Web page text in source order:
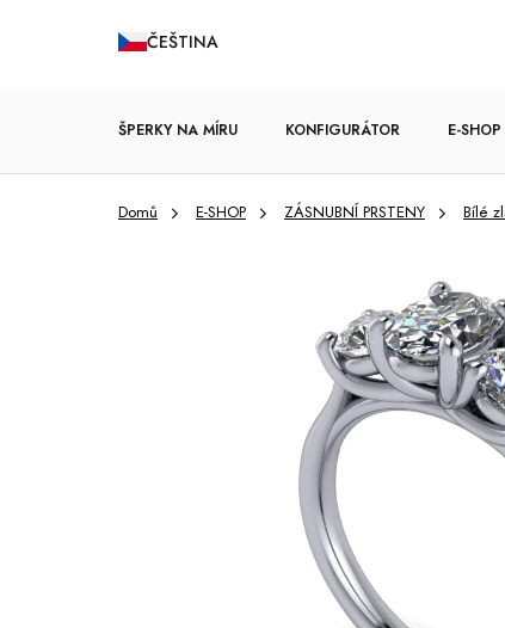
ČEŠTINA
ŠPERKY NA MÍRU KONFIGURÁTOR E-SHOP
ZÁSNUBNÍ PRSTENY
Domů E-SHOP ZÁSNUBNÍ PRSTENY Bílé